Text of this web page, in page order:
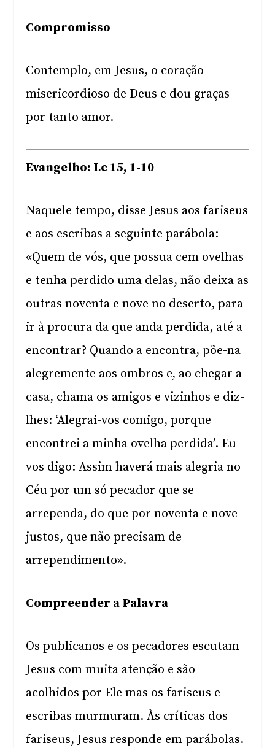
Compromisso
Contemplo, em Jesus, o coração
misericordioso de Deus e dou graças
por tanto amor.
Evangelho: Lc 15, 1-10
Naquele tempo, disse Jesus aos fariseus
e aos escribas a seguinte parábola:
«Quem de vós, que possua cem ovelhas
e tenha perdido uma delas, não deixa as
outras noventa e nove no deserto, para
ir à procura da que anda perdida, até a
encontrar? Quando a encontra, põe-na
alegremente aos ombros e, ao chegar a
casa, chama os amigos e vizinhos e diz-
lhes: ‘Alegrai-vos comigo, porque
encontrei a minha ovelha perdida’. Eu
vos digo: Assim haverá mais alegria no
Céu por um só pecador que se
arrependa, do que por noventa e nove
justos, que não precisam de
arrependimento».
Compreender a Palavra
Os publicanos e os pecadores escutam
Jesus com muita atenção e são
acolhidos por Ele mas os fariseus e
escribas murmuram. Às críticas dos
fariseus, Jesus responde em parábolas.